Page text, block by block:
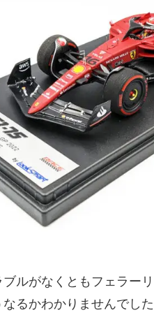
ルがなくともフェラー
るかわかりませんでした